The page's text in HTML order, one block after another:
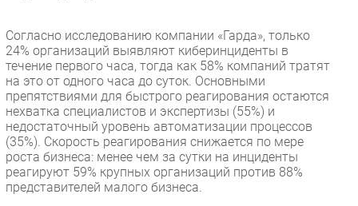
Интервью
Мероприятия
Проекты
IT класс
Тестовый стенд
Каталог компаний
Согласно исследованию компании «Гарда», только
24% организаций выявляют киберинциденты в
течение первого часа, тогда как 58% компаний тратят
на это от одного часа до суток. Основными
препятствиями для быстрого реагирования остаются
нехватка специалистов и экспертизы (55%) и
недостаточный уровень автоматизации процессов
(35%). Скорость реагирования снижается по мере
роста бизнеса: менее чем за сутки на инциденты
реагируют 59% крупных организаций против 88%
представителей малого бизнеса.